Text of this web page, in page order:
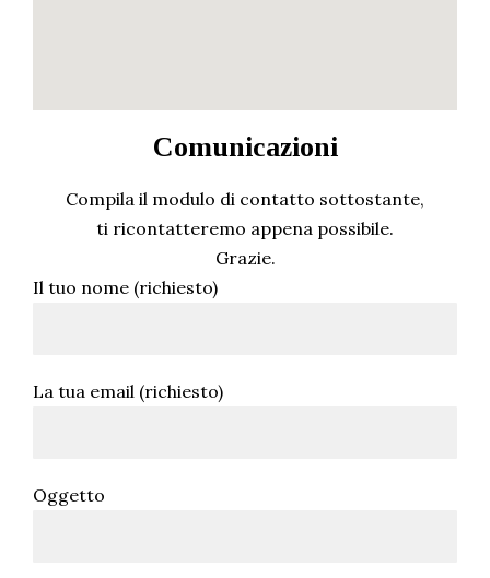
Comunicazioni
Compila il modulo di contatto sottostante,
ti ricontatteremo appena possibile.
Grazie.
Il tuo nome (richiesto)
La tua email (richiesto)
Oggetto